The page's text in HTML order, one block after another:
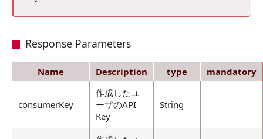
Response Parameters
Name Description type mandatory
consumerKey
作成したユ
ーザのAPI
Key
String